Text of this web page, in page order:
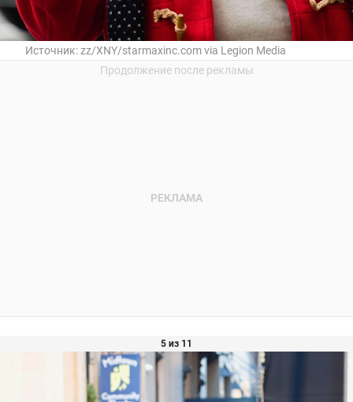
Источник:zz/XNY/starmaxinc.com via Legion Media
5 из 11